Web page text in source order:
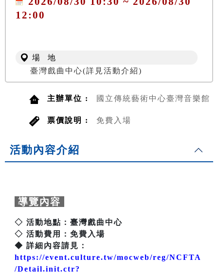
12:00
場 地
臺灣戲曲中心(詳見活動介紹)
主辦單位 : 國立傳統藝術中心臺灣音樂館
票價說明 : 免費入場
活動內容介紹
導覽內容
◇ 活動地點：臺灣戲曲中心
◇ 活動費用：免費入場
◆ 詳細內容請見：
https://event.culture.tw/mocweb/reg/NCFTA
/Detail.init.ctr?